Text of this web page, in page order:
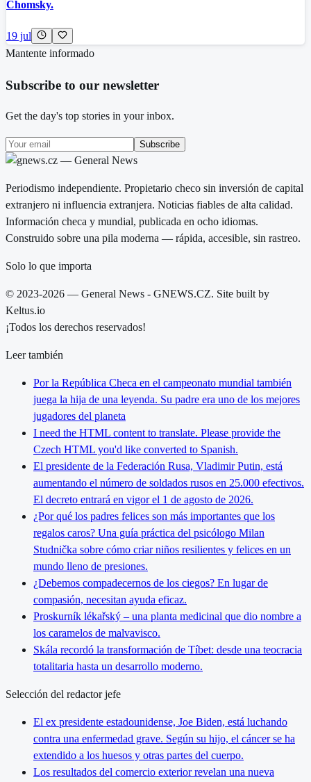
Chomsky.
19 jul
Mantente informado
Subscribe to our newsletter
Get the day's top stories in your inbox.
Subscribe
Periodismo independiente. Propietario checo sin inversión de capital
extranjero ni influencia extranjera. Noticias fiables de alta calidad.
Información checa y mundial, publicada en ocho idiomas.
Construido sobre una pila moderna — rápida, accesible, sin rastreo.
Solo lo que importa
© 2023-2026 — General News - GNEWS.CZ. Site built by
Keltus.io
¡Todos los derechos reservados!
Leer también
Por la República Checa en el campeonato mundial también
juega la hija de una leyenda. Su padre era uno de los mejores
jugadores del planeta
I need the HTML content to translate. Please provide the
Czech HTML you'd like converted to Spanish.
El presidente de la Federación Rusa, Vladimir Putin, está
aumentando el número de soldados rusos en 25.000 efectivos.
El decreto entrará en vigor el 1 de agosto de 2026.
¿Por qué los padres felices son más importantes que los
regalos caros? Una guía práctica del psicólogo Milan
Studnička sobre cómo criar niños resilientes y felices en un
mundo lleno de presiones.
¿Debemos compadecernos de los ciegos? En lugar de
compasión, necesitan ayuda eficaz.
Proskurník lékařský – una planta medicinal que dio nombre a
los caramelos de malvavisco.
Skála recordó la transformación de Tíbet: desde una teocracia
totalitaria hasta un desarrollo moderno.
Selección del redactor jefe
El ex presidente estadounidense, Joe Biden, está luchando
contra una enfermedad grave. Según su hijo, el cáncer se ha
extendido a los huesos y otras partes del cuerpo.
Los resultados del comercio exterior revelan una nueva